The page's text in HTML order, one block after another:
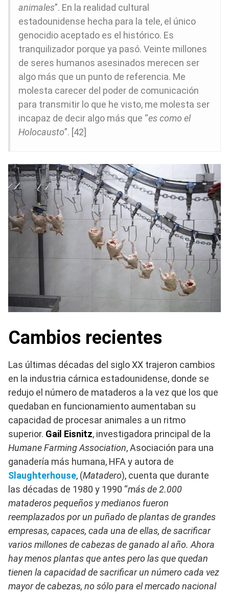
animales”. En la realidad cultural
estadounidense hecha para la tele, el único
genocidio aceptado es el histórico. Es
tranquilizador porque ya pasó. Veinte millones
de seres humanos asesinados merecen ser
algo más que un punto de referencia. Me
molesta carecer del poder de comunicación
para transmitir lo que he visto, me molesta ser
incapaz de decir algo más que “es como el
Holocausto”. [42]
Cambios recientes
Las últimas décadas del siglo XX trajeron cambios
en la industria cárnica estadounidense, donde se
redujo el número de mataderos a la vez que los que
quedaban en funcionamiento aumentaban su
capacidad de procesar animales a un ritmo
superior. Gail Eisnitz, investigadora principal de la
Humane Farming Association, Asociación para una
ganadería más humana, HFA y autora de
Slaughterhouse, (Matadero), cuenta que durante
las décadas de 1980 y 1990 “más de 2.000
mataderos pequeños y medianos fueron
reemplazados por un puñado de plantas de grandes
empresas, capaces, cada una de ellas, de sacrificar
varios millones de cabezas de ganado al año. Ahora
hay menos plantas que antes pero las que quedan
tienen la capacidad de sacrificar un número cada vez
mayor de cabezas, no sólo para el mercado nacional